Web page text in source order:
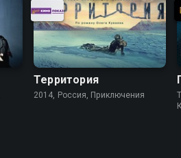
Территория
2014, Россия, Приключения